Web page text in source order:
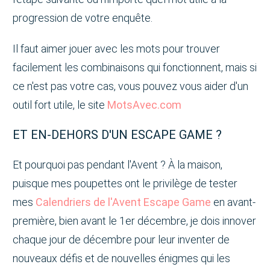
progression de votre enquête.
Il faut aimer jouer avec les mots pour trouver
facilement les combinaisons qui fonctionnent, mais si
ce n'est pas votre cas, vous pouvez vous aider d'un
outil fort utile, le site MotsAvec.com
ET EN-DEHORS D'UN ESCAPE GAME ?
Et pourquoi pas pendant l'Avent ? À la maison,
puisque mes poupettes ont le privilège de tester
mes Calendriers de l'Avent Escape Game en avant-
première, bien avant le 1er décembre, je dois innover
chaque jour de décembre pour leur inventer de
nouveaux défis et de nouvelles énigmes qui les